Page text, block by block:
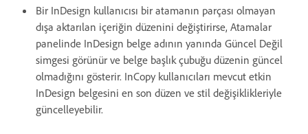
Bir InDesign kullanıcısı bir atamanın parçası olmayan
dışa aktarılan içeriğin düzenini değiştirirse, Atamalar
panelinde InDesign belge adının yanında Güncel Değil
simgesi görünür ve belge başlık çubuğu düzenin güncel
olmadığını gösterir. InCopy kullanıcıları mevcut etkin
InDesign belgesini en son düzen ve stil değişiklikleriyle
güncelleyebilir.